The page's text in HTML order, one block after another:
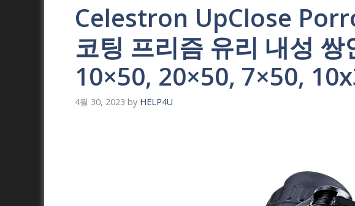
Celestron UpClose
코팅 프리즘 유리 내성 쌍
10×50, 20×50, 7×50,
4월 30, 2023 by HELP4U